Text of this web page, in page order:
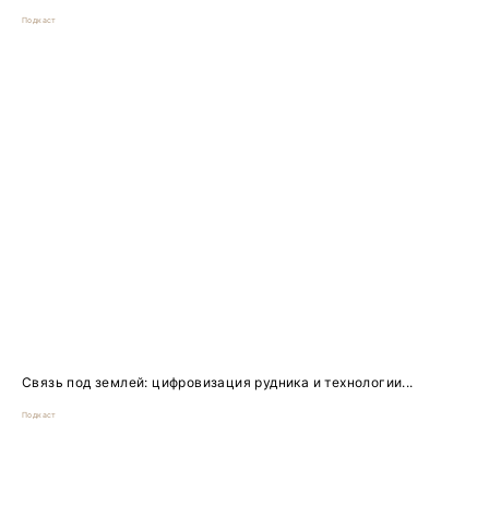
Подкаст
Связь под землей: цифровизация рудника и технологии...
Подкаст